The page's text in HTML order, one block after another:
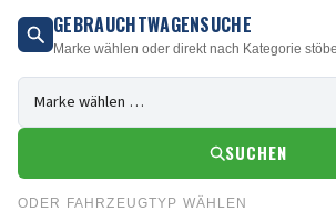
GEBRAUCHTWAGENSUCHE
Marke wählen oder direkt nach Kategorie
SUCHEN
ODER FAHRZEUGTYP WÄHLEN